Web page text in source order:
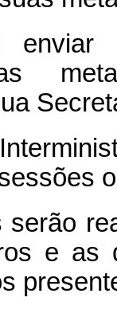
e as